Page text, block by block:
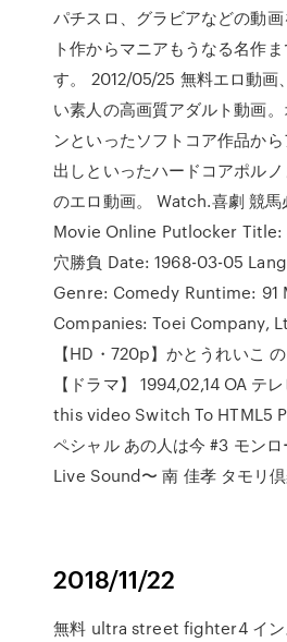
パチスロ、グラビアなどの動
ト作からマニアもうなる名作
す。 2012/05/25 無料エロ動画
い素人の高画質アダルト動画
ンといったソフトコア作品か
出しといったハードコアポル
のエロ動画。 Watch.喜劇 競
Movie Online Putlocker Title:
穴勝負 Date: 1968-03-05
Genre: Comedy Runtime: 91
Companies: Toei Company,
【HD・720p】かとうれいこ
【ドラマ】 1994,02,14 OA テ
this video Switch To HTML5
ペシャル あの人は今 #3 モン
Live Sound〜 南 佳孝 タモリ
2018/11/22
無料 ultra street fighter4 イン